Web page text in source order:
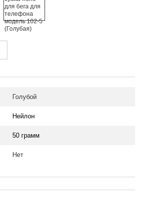
Голубой
Нейлон
50 грамм
Нет